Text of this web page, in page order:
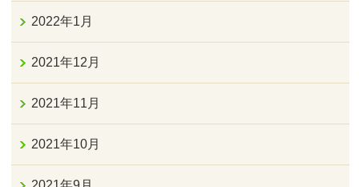
2022年1月
2021年12月
2021年11月
2021年10月